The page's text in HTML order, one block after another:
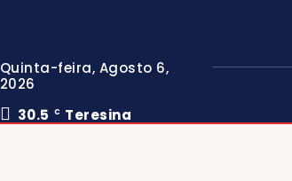
Quinta-feira, Agosto 6,
2026
30.5
C Teresina